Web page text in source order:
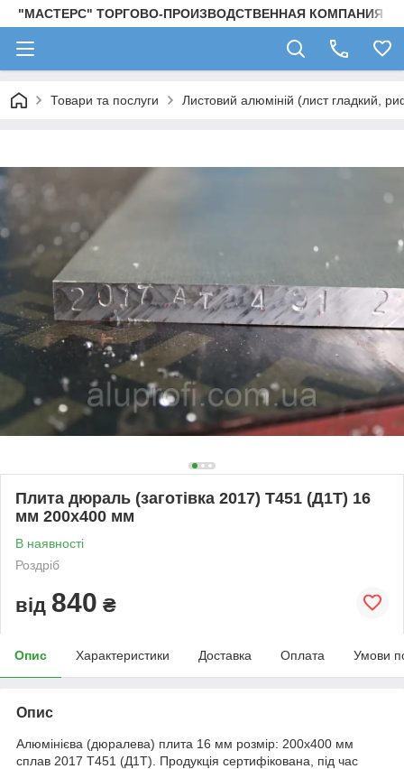
"МАСТЕРС" ТОРГОВО-ПРОИЗВОДСТВЕННАЯ КОМПАНИЯ
Товари та послуги Листовий алюміній (лист гладкий,
Плита дюраль (заготівка 2017) T451 (Д1Т) 16
мм 200х400 мм
В наявності
Роздріб
від 840 ₴
Опис Характеристики Доставка Оплата Умови
Опис
Алюмінієва (дюралева) плита 16 мм розмір: 200х400 мм
сплав 2017 Т451 (Д1Т). Продукція сертифікована, під час